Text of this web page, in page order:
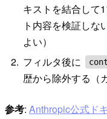
キストを結合して
ト内容を検証しな
よい）
フィルタ後に
歴から除外する（
参考: Anthropic公式ド